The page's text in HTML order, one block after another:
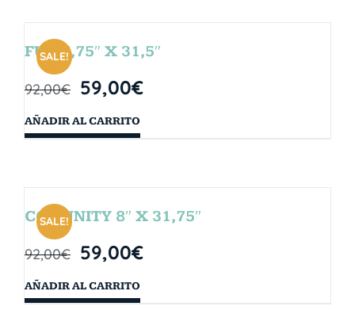
SALE!
FUN 7,75″ X 31,5″
92,00€ 59,00€
AÑADIR AL CARRITO
SALE!
COMUNITY 8″ X 31,75″
92,00€ 59,00€
AÑADIR AL CARRITO